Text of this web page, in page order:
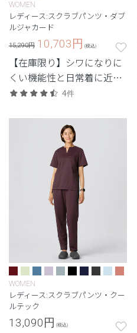
WOMEN
レディース:スクラブパンツ・ダブ
ルジャカード
15,290円 10,703円 (税込)
【在庫限り】シワになりに
くい機能性と日常着に近い
デザインを兼ね備えたユニ
4件
WOMEN
レディース:スクラブパンツ・クー
ルテック
13,090円 (税込)